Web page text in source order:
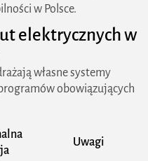
w Polsce.
elektrycznych w
własne systemy
obowiązujących
Uwagi